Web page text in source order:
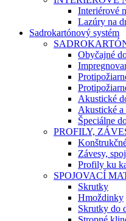
Interiérové
Lazúry na
Sadrokartónový systém
Obyčajné
Akustické
Akustické a
Špeciálne
PROFILY,
Závesy,
Profily ku
SPOJOVACÍ
Skrutky
Hmoždinky
Skrutky do